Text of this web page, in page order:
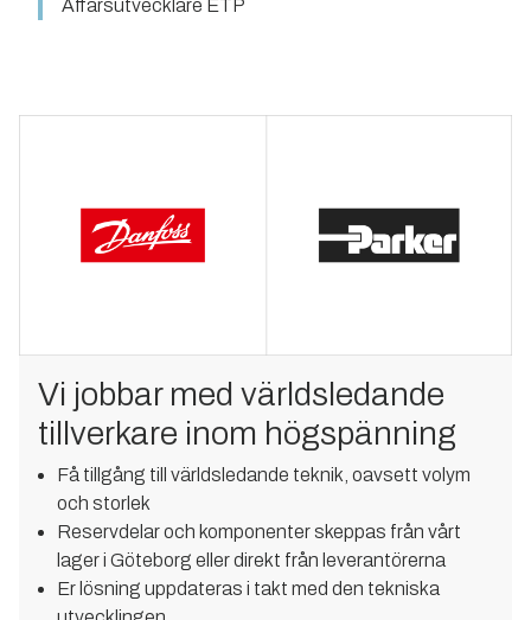
Affärsutvecklare ETP
Vi jobbar med världsledande
tillverkare inom högspänning
Få tillgång till världsledande teknik, oavsett volym
och storlek
Reservdelar och komponenter skeppas från vårt
lager i Göteborg eller direkt från leverantörerna
Er lösning uppdateras i takt med den tekniska